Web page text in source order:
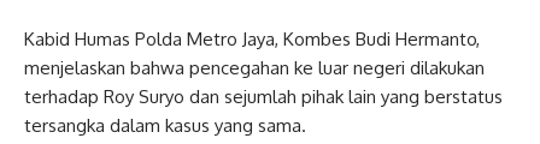
Kabid Humas Polda Metro Jaya, Kombes Budi Hermanto,
menjelaskan bahwa pencegahan ke luar negeri dilakukan
terhadap Roy Suryo dan sejumlah pihak lain yang berstatus
tersangka dalam kasus yang sama.